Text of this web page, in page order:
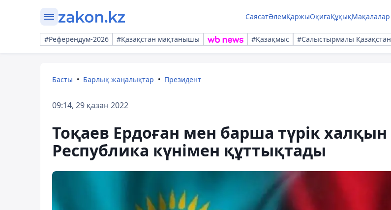
СаясатӘлемҚаржыОқиғаҚұқықМақалалар
#Референдум-2026 #Қазақстан мақтанышы #Қазақмыс #Салыстырмалы Қазақстан
Басты Барлық жаңалықтар Президент
09:14, 29 қазан 2022
Тоқаев Ердоған мен барша түрік халқын
Республика күнімен құттықтады